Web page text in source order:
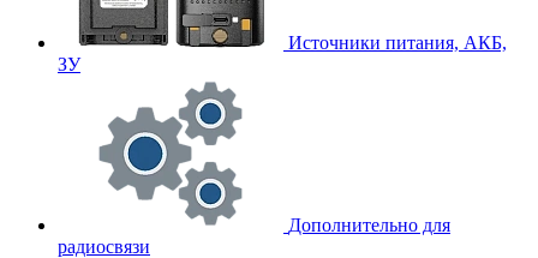
Источники питания, АКБ,
ЗУ
Дополнительно для
радиосвязи